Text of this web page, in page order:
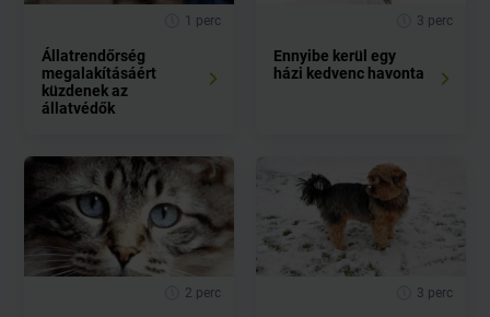
1 perc
Állatrendőrség
megalakításáért
küzdenek az
állatvédők
3 perc
Ennyibe kerül egy
házi kedvenc havonta
2 perc 3 perc